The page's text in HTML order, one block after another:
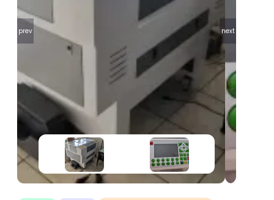
prev next